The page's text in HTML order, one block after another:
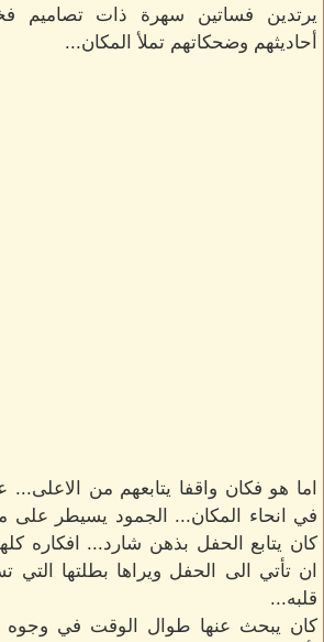
يرتدين فساتين سهرة ذات تصاميم
أحاديثهم وضحكاتهم تملأ المكان...
اما هو فكان واقفا يتابعهم من الاعلى...
في انحاء المكان... الجمود يسيطر على
كان يتابع الحفل بذهن شارد... افكاره
ان تأتي الى الحفل ويراها بطلتها
قلبه...
كان يبحث عنها طوال الوقت في وجوه